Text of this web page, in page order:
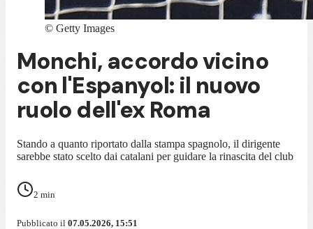
© Getty Images
Monchi, accordo vicino
con l'Espanyol: il nuovo
ruolo dell'ex Roma
Stando a quanto riportato dalla stampa spagnolo, il dirigente
sarebbe stato scelto dai catalani per guidare la rinascita del club
2 min
Pubblicato il 07.05.2026, 15:51